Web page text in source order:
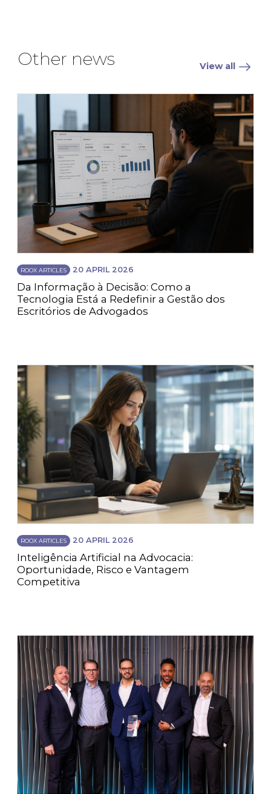
Other news View all
ROOX ARTICLES 20 APRIL 2026
Da Informação à Decisão: Como a
Tecnologia Está a Redefinir a Gestão dos
Escritórios de Advogados
ROOX ARTICLES 20 APRIL 2026
Inteligência Artificial na Advocacia:
Oportunidade, Risco e Vantagem
Competitiva